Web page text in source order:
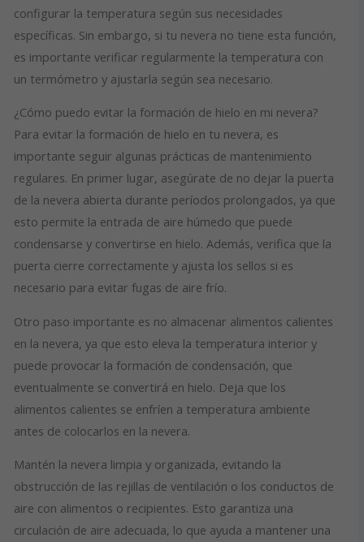
configurar la temperatura según sus necesidades
específicas. Sin embargo, si tu nevera no tiene esta función,
es importante verificar regularmente la temperatura con
un termómetro y ajustarla según sea necesario.
¿Cómo puedo evitar la formación de hielo en mi nevera?
Para evitar la formación de hielo en tu nevera, es
importante seguir algunas prácticas de mantenimiento
regulares. En primer lugar, asegúrate de no dejar la puerta
de la nevera abierta durante períodos prolongados, ya que
esto permite la entrada de aire húmedo que puede
condensarse y convertirse en hielo. Además, verifica que la
puerta cierre correctamente y ajusta los sellos si es
necesario para evitar fugas de aire frío.
Otro paso importante es no almacenar alimentos calientes
en la nevera, ya que esto eleva la temperatura interior y
puede provocar la formación de condensación, que
eventualmente se convertirá en hielo. Deja que los
alimentos calientes se enfríen a temperatura ambiente
antes de colocarlos en la nevera.
Mantén la nevera limpia y organizada, evitando la
obstrucción de las rejillas de ventilación o los conductos de
aire con alimentos o recipientes. Esto garantiza una
circulación de aire adecuada, lo que ayuda a mantener una